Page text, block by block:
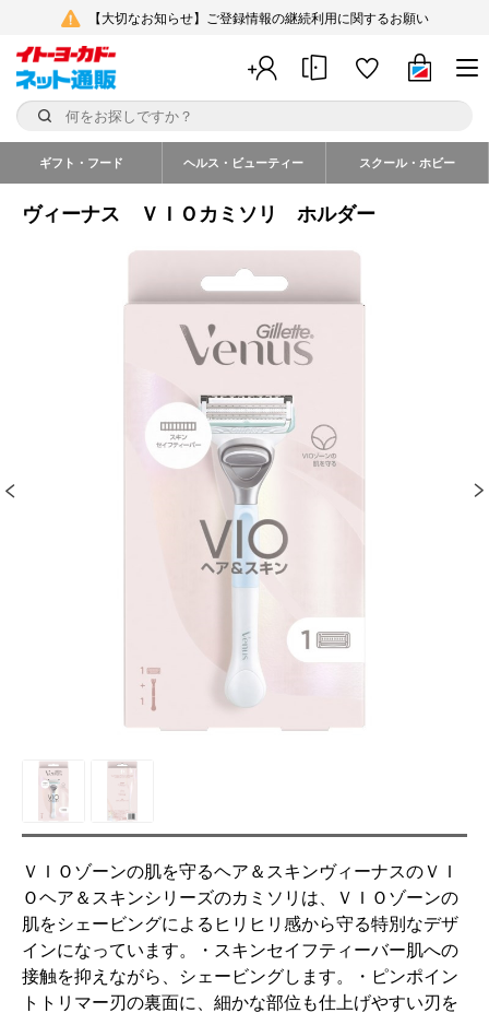
【大切なお知らせ】ご登録情報の継続利用に関するお願い
ギフト・フード ヘルス・ビューティー スクール・ホビー
ヴィーナス ＶＩＯカミソリ ホルダー
ＶＩＯゾーンの肌を守るヘア＆スキンヴィーナスのＶＩ
Ｏヘア＆スキンシリーズのカミソリは、ＶＩＯゾーンの
肌をシェービングによるヒリヒリ感から守る特別なデザ
インになっています。・スキンセイフティーバー肌への
接触を抑えながら、シェービングします。・ピンポイン
トトリマー刃の裏面に、細かな部位も仕上げやすい刃を